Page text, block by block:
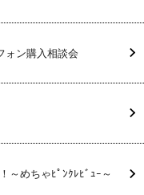
ォン購入相談会
～めちゃﾋﾟﾝｸﾚﾋﾞｭｰ～